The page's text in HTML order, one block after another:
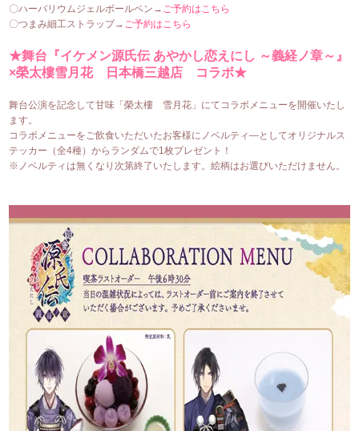
〇ハーバリウムジェルボールペン→ ご予約はこちら
〇つまみ細工ストラップ→ ご予約はこちら
★舞台『イケメン源氏伝 あやかし恋えにし ～義経ノ章～』
×榮太樓雪月花 日本橋三越店 コラボ★
舞台公演を記念して甘味「榮太樓 雪月花」にてコラボメニューを開催いたし
ます。
コラボメニューをご飲食いただいたお客様にノベルティ―としてオリジナルス
テッカー（全4種）からランダムで1枚プレゼント！
※ノベルティは無くなり次第終了いたします。絵柄はお選びいただけません。